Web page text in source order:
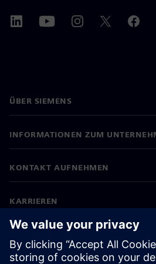
ÜBER SIEMENS
INFORMATIONEN ZUM
KONTAKT AUFNEHMEN
KARRIEREN
©Siemens 2026